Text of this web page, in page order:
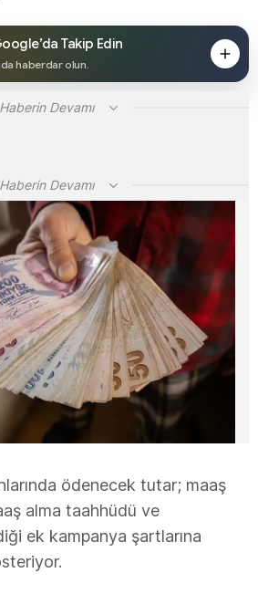
Takip Edin
haberdar olun.
Haberin Devamı
Haberin Devamı
ödenecek tutar; maaş
alma taahhüdü ve
ek kampanya şartlarına